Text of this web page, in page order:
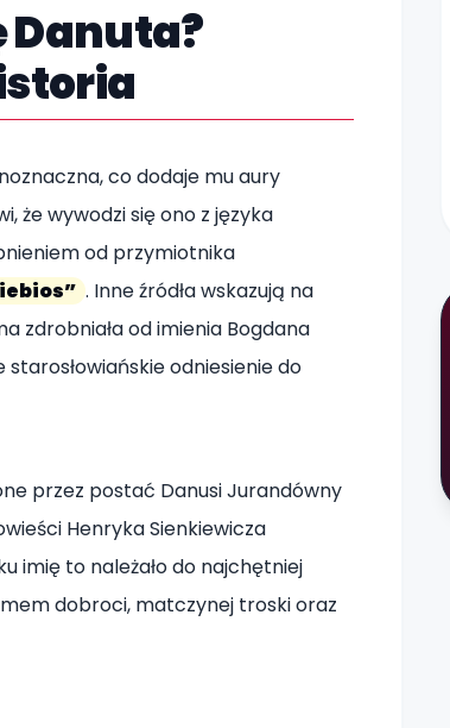
Danuta?
co dodaje mu aury
że wywodzi się ono z języka
od przymiotnika
. Inne źródła wskazują na
zdrobniała od imienia Bogdana
odniesienie do
przez postać Danusi Jurandówny
Henryka Sienkiewicza
imię to należało do najchętniej
dobroci, matczynej troski oraz